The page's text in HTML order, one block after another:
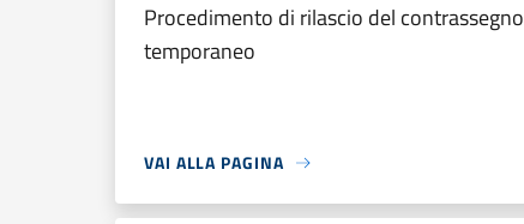
Procedimento di rilascio del contrassegno
temporaneo
VAI ALLA PAGINA